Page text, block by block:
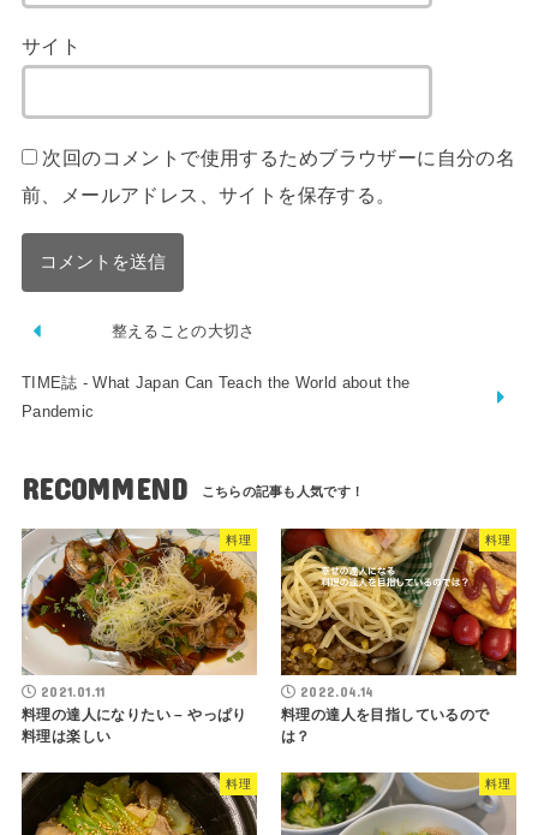
サイト
次回のコメントで使用するためブラウザーに自分の名
前、メールアドレス、サイトを保存する。
整えることの大切さ
TIME誌 - What Japan Can Teach the World about the
Pandemic
RECOMMEND
料理
2021.01.11
料理の達人になりたい – やっぱり
料理は楽しい
料理
2022.04.14
料理の達人を目指しているので
は？
料理 料理